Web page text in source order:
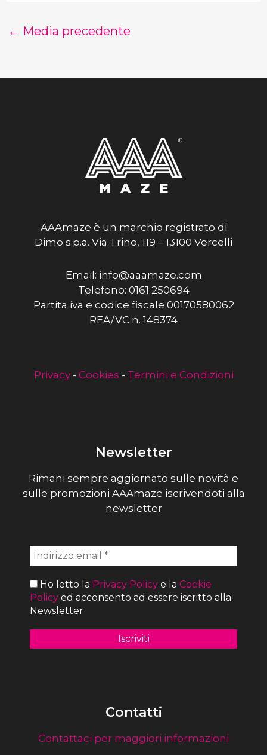
← Media precedente
AAAmaze è un marchio registrato di
Dimo s.p.a. Via Trino, 119 – 13100 Vercelli
Email: info@aaamaze.com
Telefono: 0161 250694
Partita iva e codice fiscale 00170580062
REA/VC n. 148374
Privacy- Cookies - Termini e Condizioni
Newsletter
Rimani sempre aggiornato sulle novità e
sulle promozioni AAAmaze iscrivendoti alla
newsletter
Ho letto la Privacy Policy e la Cookie
Policy ed acconsento ad essere iscritto alla
Newsletter
Contatti
Contattaci per maggiori informazioni